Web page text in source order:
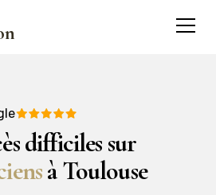
difficiles sur
à Toulouse